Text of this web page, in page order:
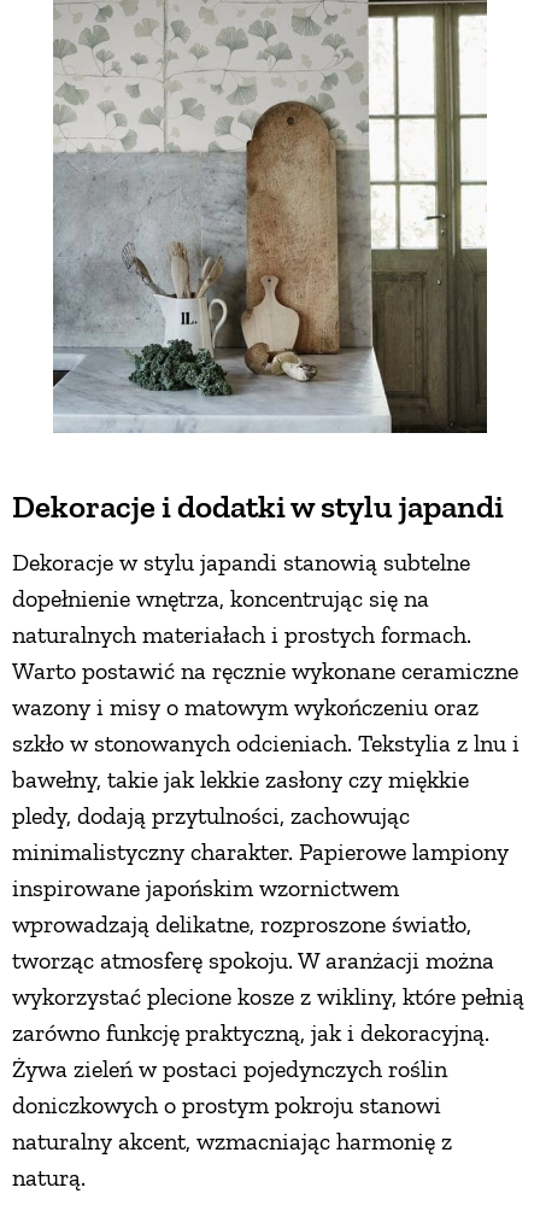
Dekoracje i dodatki w stylu japandi
Dekoracje w stylu japandi stanowią subtelne
dopełnienie wnętrza, koncentrując się na
naturalnych materiałach i prostych formach.
Warto postawić na ręcznie wykonane ceramiczne
wazony i misy o matowym wykończeniu oraz
szkło w stonowanych odcieniach. Tekstylia z lnu i
bawełny, takie jak lekkie zasłony czy miękkie
pledy, dodają przytulności, zachowując
minimalistyczny charakter. Papierowe lampiony
inspirowane japońskim wzornictwem
wprowadzają delikatne, rozproszone światło,
tworząc atmosferę spokoju. W aranżacji można
wykorzystać plecione kosze z wikliny, które pełnią
zarówno funkcję praktyczną, jak i dekoracyjną.
Żywa zieleń w postaci pojedynczych roślin
doniczkowych o prostym pokroju stanowi
naturalny akcent, wzmacniając harmonię z
naturą.